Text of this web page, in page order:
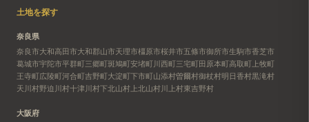
土地を探す
奈良県
奈良市大和高田市大和郡山市天理市橿原市桜井市五條市御所市生駒市香芝市
葛城市宇陀市平群町三郷町斑鳩町安堵町川西町三宅町田原本町高取町 上牧町
王寺町広陵町河合町吉野町大淀町下市町山添村曽爾村御杖村明日香村黒滝村
天川村野迫川村十津川村下北山村 上北山村川上村東吉野村
大阪府